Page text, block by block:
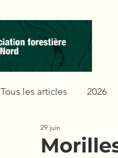
Tous les articles 2026
29 juin